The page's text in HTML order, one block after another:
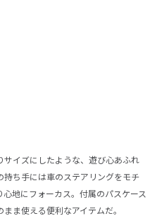
イズにしたような、遊び心あふれ
ち手には車のステアリングをモチ
地にフォーカス。付属のパスケース
ま使える便利なアイテムだ。